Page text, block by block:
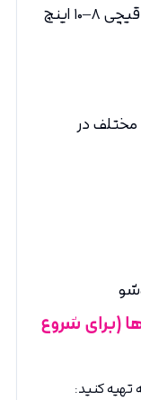
قیچی خیاطی حرفه‌ای (حداقل یک قیچی ۸–۱۰ اینچ
در
(برای شروع
تهیه کنید: